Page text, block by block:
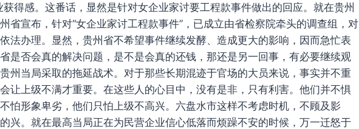
得感。这番话，显然是针对女企业家讨要工程款事件做出的回应。就在贵州
省宣布，针对“女企业家讨工程款事件”，已成立由省检察院牵头的调查组，对
法办理。显然，贵州省不希望事件继续发酵、造成更大的影响，因而急忙表
是否会真的解决问题，是不是会真的还钱，那还是另一回事，有必要继续观
州当局采取的拖延战术。对于那些长期混迹于官场的大员来说，事实并不重
让上级不满才重要。在这些人的心目中，没有是非，只有利害。他们并不惧
怕形象卑劣，他们只怕上级不高兴。六盘水市这样不考虑时机，不顾及影
兴。就在最高当局正在为民营企业信心低落而烦躁不安的时候，万一迁怒于